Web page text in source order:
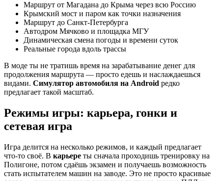
Маршрут от Магадана до Крыма через всю Россию
Крымский мост и паром как точки назначения
Маршрут до Санкт-Петербурга
Автодром Мячково и площадка МГУ
Динамическая смена погоды и времени суток
Реальные города вдоль трассы
В моде ты не тратишь время на зарабатывание денег для
продолжения маршрута — просто едешь и наслаждаешься
видами. Симулятор автомобиля на Android редко
предлагает такой масштаб.
Режимы игры: карьера, гонки и
сетевая игра
Игра делится на несколько режимов, и каждый предлагает
что-то своё. В карьере ты сначала проходишь тренировку на
Полигоне, потом сдаёшь экзамен и получаешь возможность
стать испытателем машин на заводе. Это не просто красивые